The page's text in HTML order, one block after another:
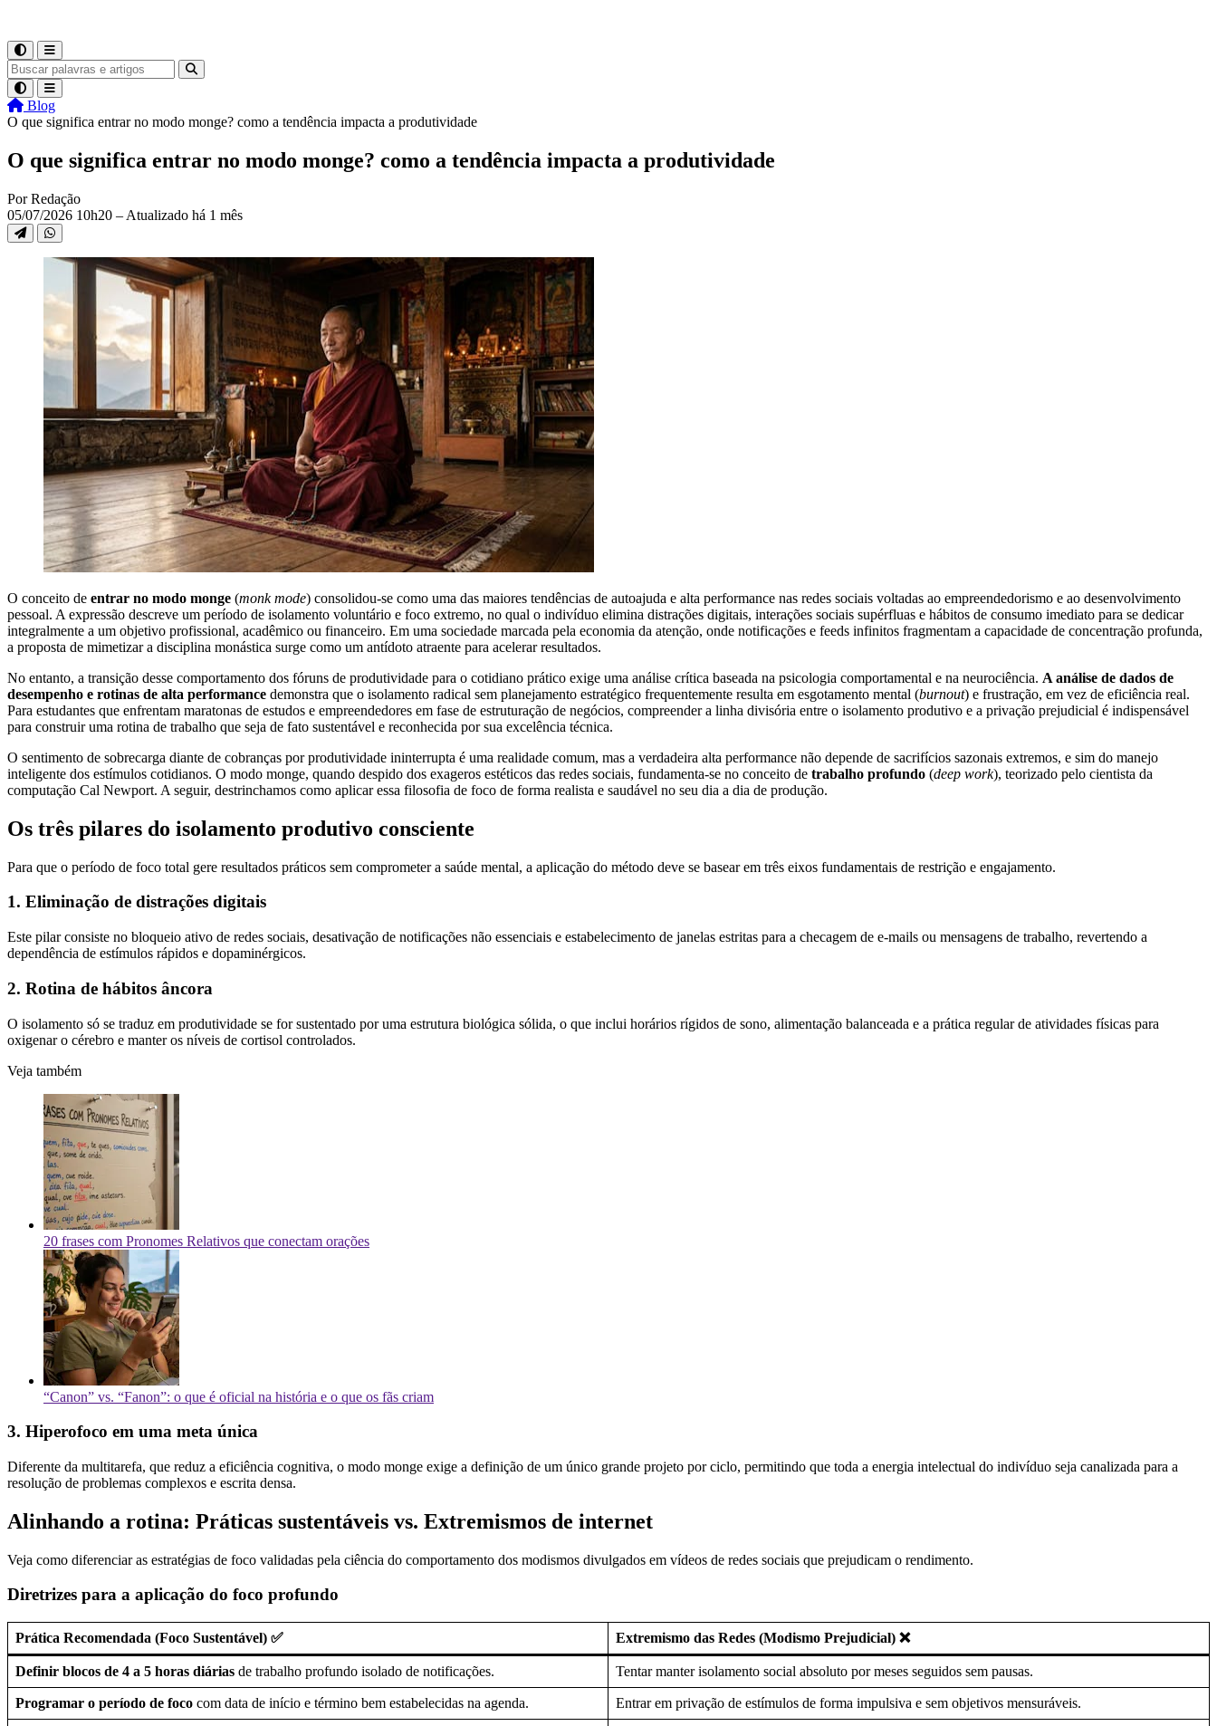
Blog
O que significa entrar no modo monge? como a tendência impacta a produtividade
O que significa entrar no modo monge? como a tendência impacta a produtividade
Por Redação
05/07/2026 10h20 – Atualizado há 1 mês
O conceito de entrar no modo monge (monk mode) consolidou-se como uma das maiores tendências de autoajuda e alta performance nas redes sociais voltadas ao empreendedorismo e ao desenvolvimento
pessoal. A expressão descreve um período de isolamento voluntário e foco extremo, no qual o indivíduo elimina distrações digitais, interações sociais supérfluas e hábitos de consumo imediato para se dedicar
integralmente a um objetivo profissional, acadêmico ou financeiro. Em uma sociedade marcada pela economia da atenção, onde notificações e feeds infinitos fragmentam a capacidade de concentração profunda,
a proposta de mimetizar a disciplina monástica surge como um antídoto atraente para acelerar resultados.
No entanto, a transição desse comportamento dos fóruns de produtividade para o cotidiano prático exige uma análise crítica baseada na psicologia comportamental e na neurociência. A análise de dados de
desempenho e rotinas de alta performance demonstra que o isolamento radical sem planejamento estratégico frequentemente resulta em esgotamento mental (burnout) e frustração, em vez de eficiência real.
Para estudantes que enfrentam maratonas de estudos e empreendedores em fase de estruturação de negócios, compreender a linha divisória entre o isolamento produtivo e a privação prejudicial é indispensável
para construir uma rotina de trabalho que seja de fato sustentável e reconhecida por sua excelência técnica.
O sentimento de sobrecarga diante de cobranças por produtividade ininterrupta é uma realidade comum, mas a verdadeira alta performance não depende de sacrifícios sazonais extremos, e sim do manejo
inteligente dos estímulos cotidianos. O modo monge, quando despido dos exageros estéticos das redes sociais, fundamenta-se no conceito de trabalho profundo (deep work), teorizado pelo cientista da
computação Cal Newport. A seguir, destrinchamos como aplicar essa filosofia de foco de forma realista e saudável no seu dia a dia de produção.
Os três pilares do isolamento produtivo consciente
Para que o período de foco total gere resultados práticos sem comprometer a saúde mental, a aplicação do método deve se basear em três eixos fundamentais de restrição e engajamento.
1. Eliminação de distrações digitais
Este pilar consiste no bloqueio ativo de redes sociais, desativação de notificações não essenciais e estabelecimento de janelas estritas para a checagem de e-mails ou mensagens de trabalho, revertendo a
dependência de estímulos rápidos e dopaminérgicos.
2. Rotina de hábitos âncora
O isolamento só se traduz em produtividade se for sustentado por uma estrutura biológica sólida, o que inclui horários rígidos de sono, alimentação balanceada e a prática regular de atividades físicas para
oxigenar o cérebro e manter os níveis de cortisol controlados.
Veja também
20 frases com Pronomes Relativos que conectam orações
“Canon” vs. “Fanon”: o que é oficial na história e o que os fãs criam
3. Hiperofoco em uma meta única
Diferente da multitarefa, que reduz a eficiência cognitiva, o modo monge exige a definição de um único grande projeto por ciclo, permitindo que toda a energia intelectual do indivíduo seja canalizada para a
resolução de problemas complexos e escrita densa.
Alinhando a rotina: Práticas sustentáveis vs. Extremismos de internet
Veja como diferenciar as estratégias de foco validadas pela ciência do comportamento dos modismos divulgados em vídeos de redes sociais que prejudicam o rendimento.
Diretrizes para a aplicação do foco profundo
Prática Recomendada (Foco Sustentável) ✅ Extremismo das Redes (Modismo Prejudicial) ❌
Definir blocos de 4 a 5 horas diárias de trabalho profundo isolado de notificações. Tentar manter isolamento social absoluto por meses seguidos sem pausas.
Programar o período de foco com data de início e término bem estabelecidas na agenda. Entrar em privação de estímulos de forma impulsiva e sem objetivos mensuráveis.